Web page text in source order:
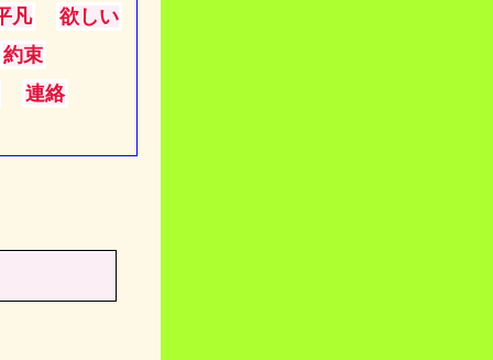
凡
欲しい
約束
連絡